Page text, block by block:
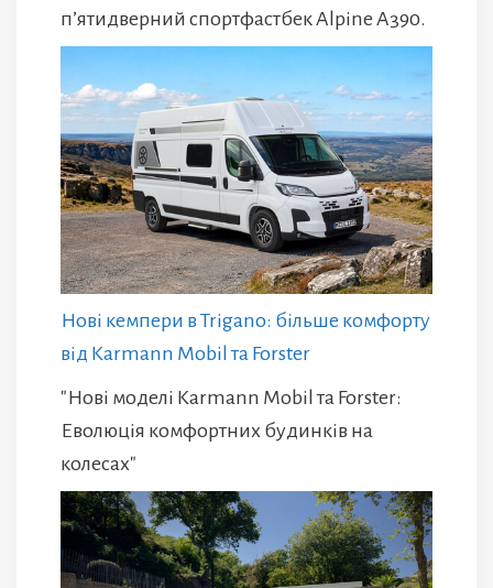
п’ятидверний спортфастбек Alpine A390.
Нові кемпери в Trigano: більше комфорту
від Karmann Mobil та Forster
"Нові моделі Karmann Mobil та Forster:
Еволюція комфортних будинків на
колесах"